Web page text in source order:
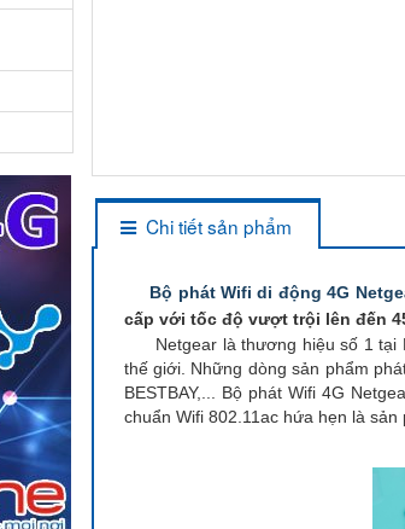
Chi tiết sản phẩm
Bộ phát Wifi di động 4G
cấp với tốc độ vượt trội lên đến
Netgear là thương hiệu số 1 tại
thế giới. Những dòng sản phẩm
BESTBAY,... Bộ phát Wifi 4G
chuẩn Wifi 802.11ac hứa hẹn là